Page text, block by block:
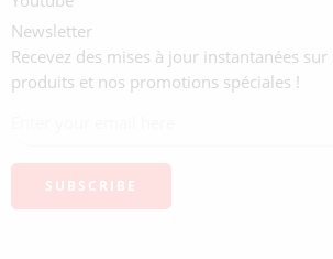
Newsletter
Recevez des mises à jour instantanées
produits et nos promotions spéciales !